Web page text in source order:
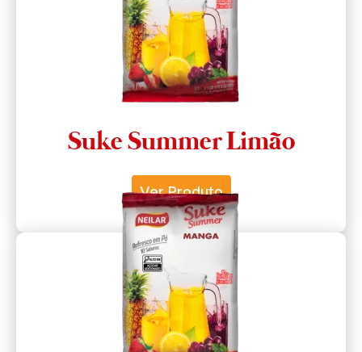
Suke Summer Limão
Ver Produto